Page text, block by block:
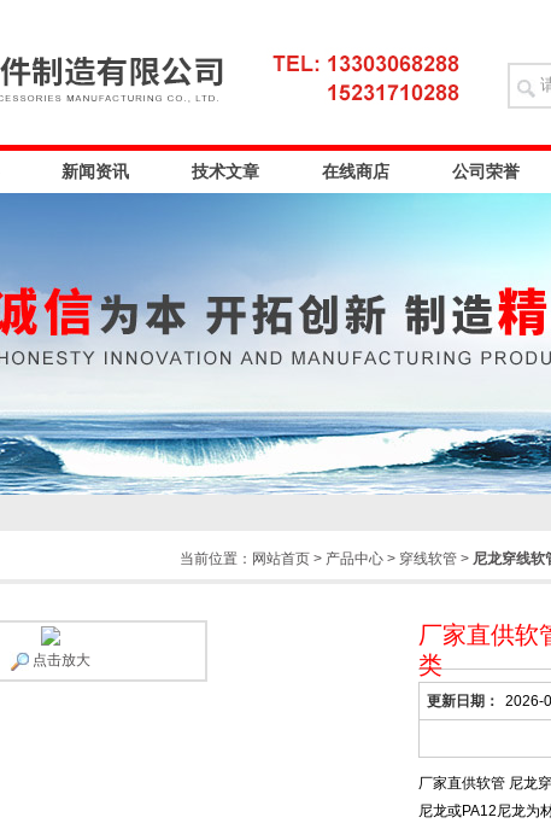
新闻资讯 技术文章 在线商店 公司荣誉
当前位置： 网站首页> 产品中心> 穿线软管> 尼龙穿线软
厂家直供软
类
更新日期： 2026-
厂家直供软管 尼龙
尼龙或PA12尼龙为
点击放大